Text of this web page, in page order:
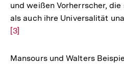
und weißen Vorherrscher,
als auch ihre Universalität
[3]
Mansours und Walters